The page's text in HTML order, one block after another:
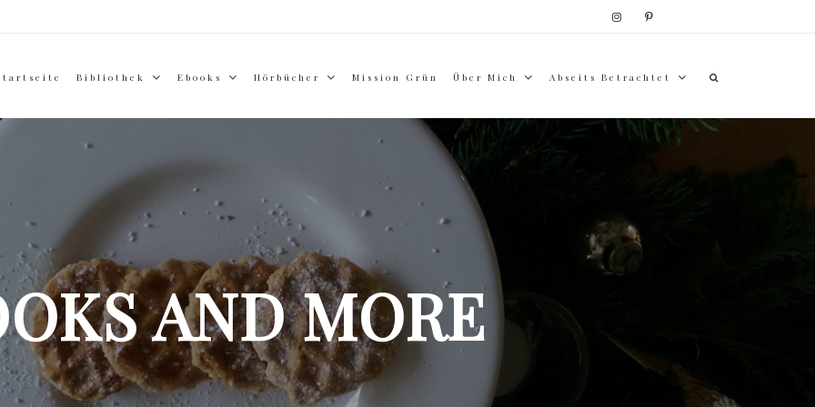
Bibliothek Ebooks Hörbücher Mission Grün Über Mich Abseits Betrachtet
AND MORE